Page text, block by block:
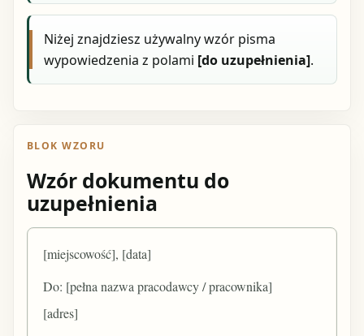
Niżej znajdziesz używalny wzór pisma
wypowiedzenia z polami [do uzupełnienia].
BLOK WZORU
Wzór dokumentu do
uzupełnienia
[miejscowość], [data]
Do: [pełna nazwa pracodawcy / pracownika]
[adres]